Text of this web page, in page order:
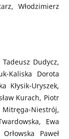
Włodzimierz
Dudycz,
Kaliska Dorota
Kłysik-Uryszek,
Kurach, Piotr
Niestrój,
Ewa
Paweł